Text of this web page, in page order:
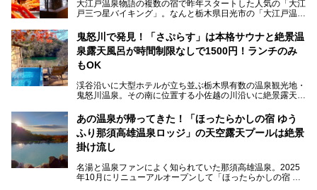
大江戸温泉物語の複数の宿で昨年スタートした人気の「大江
戸三つ星バイキング」。なんと栃木県日光市の「大江戸温泉
ここは首都圏から1泊で行きやすい鬼怒川温泉の渓流沿いに
建つホテルで、バイキングの他にも天然温泉の大浴場とサウ
ナ、フリーフローサービスのラウンジなど館内で楽しめるス
ポットがたくさんあり、3世代旅行やグループ旅行にもぴっ
たり。
そんな「大江戸温泉物語Premium 鬼怒川観光ホテル」の魅
力を詳しく紹介しちゃいます。
───
提供元：大江戸温泉物語ホテルズ＆リゾーツ株式会社【P
R】
この記事は大江戸温泉物語Premium 鬼怒川観光ホテルのPR
記事です。
鬼怒川で発見！「さぷらす」は本格サウナと絶景温
泉露天風呂が時間制限なしで1500円！ランチのみ
もOK
渓谷沿いに大型ホテルが立ち並ぶ栃木県有数の温泉観光地・
鬼怒川温泉。その南に位置する小佐越の川沿いに絶景露天風
こだわりのサウナ、掛け流しの水風呂、天然温泉の露天風
呂、食事処、休憩室など備えて、決して大規模施設ではあり
ませんが、鬼怒川温泉観光の行き帰りに、はたまたサウナで
一日リフレッシュするための目的地に！ぜひオススメしたい
スポットです。時間制限も無いので1人1,500円でひがな一
日サウナや温泉を楽しんでお昼も食べてごろごろできちゃい
ますよ。
あの温泉が帰ってきた！「ほったらかしの宿 ゆう
ふり那須高雄温泉ロッジ」の天空露天プールは絶景
掛け流し
名湯と温泉ファンによく知られていた那須高雄温泉。2025
年10月にリニューアルオープンして「ほったらかしの宿 ゆ